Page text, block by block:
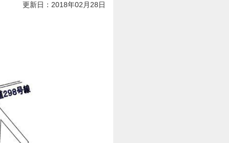
更新日：2018年02月28日